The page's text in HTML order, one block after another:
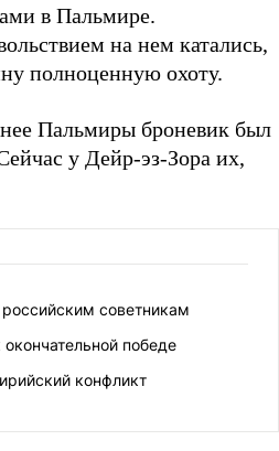
в Пальмире.
на нем катались,
полноценную охоту.
Пальмиры броневик был
у Дейр-эз-Зора их,
советникам
победе
конфликт